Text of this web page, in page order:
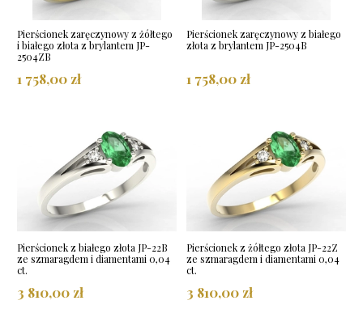
Pierścionek zaręczynowy z żółtego
i białego złota z brylantem JP-
2504ZB
1 758,00 zł
Pierścionek zaręczynowy z białego
złota z brylantem JP-2504B
1 758,00 zł
Pierścionek z białego złota JP-22B
ze szmaragdem i diamentami 0,04
ct.
3 810,00 zł
Pierścionek z żółtego złota JP-22Z
ze szmaragdem i diamentami 0,04
ct.
3 810,00 zł